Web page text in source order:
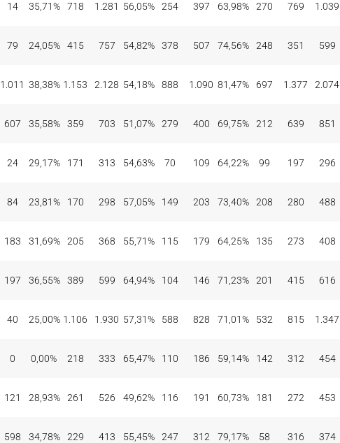
14 35,71% 718 1.281 56,05% 254 397 63,98% 270 769 1.039
79 24,05% 415 757 54,82% 378 507 74,56% 248 351 599
1.011 38,38% 1.153 2.128 54,18% 888 1.090 81,47% 697 1.377 2.074
607 35,58% 359 703 51,07% 279 400 69,75% 212 639 851
24 29,17% 171 313 54,63% 70 109 64,22% 99 197 296
84 23,81% 170 298 57,05% 149 203 73,40% 208 280 488
183 31,69% 205 368 55,71% 115 179 64,25% 135 273 408
197 36,55% 389 599 64,94% 104 146 71,23% 201 415 616
40 25,00% 1.106 1.930 57,31% 588 828 71,01% 532 815 1.347
0 0,00% 218 333 65,47% 110 186 59,14% 142 312 454
121 28,93% 261 526 49,62% 116 191 60,73% 181 272 453
598 34,78% 229 413 55,45% 247 312 79,17% 58 316 374